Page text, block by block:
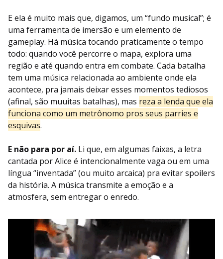
E ela é muito mais que, digamos, um “fundo musical”; é
uma ferramenta de imersão e um elemento de
gameplay. Há música tocando praticamente o tempo
todo: quando você percorre o mapa, explora uma
região e até quando entra em combate. Cada batalha
tem uma música relacionada ao ambiente onde ela
acontece, pra jamais deixar esses momentos tediosos
(afinal, são muuitas batalhas), mas reza a lenda que ela
funciona como um metrônomo pros seus parries e
esquivas.
E não para por aí. Li que, em algumas faixas, a letra
cantada por Alice é intencionalmente vaga ou em uma
língua “inventada” (ou muito arcaica) pra evitar spoilers
da história. A música transmite a emoção e a
atmosfera, sem entregar o enredo.